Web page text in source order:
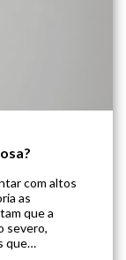
com altos
as
que a
severo,
que